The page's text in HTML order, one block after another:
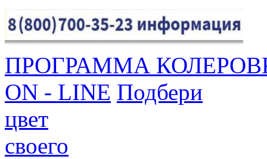
ПРОГРАММА
ON - LINE Подбери
цвет
своего